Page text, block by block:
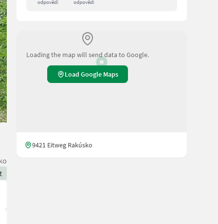
odpovědí
odpovědi
Loading the map will send data to Google.
Load Google Maps
9421 Eitweg Rakúsko